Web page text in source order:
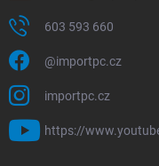
603 593 660
@importpc.cz
importpc.cz
https://